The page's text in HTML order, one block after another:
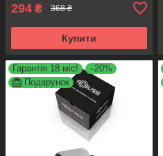
294 ₴ 368 ₴
Купити
Гарантія 18 міс!
–20%
Подарунок